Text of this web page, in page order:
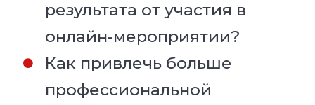
результата от участия в
онлайн-мероприятии?
Как привлечь больше
профессиональной